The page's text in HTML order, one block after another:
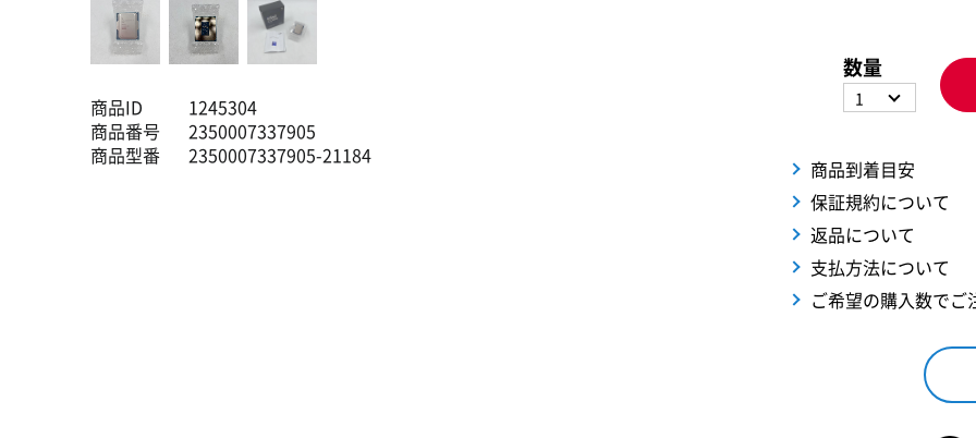
商品ID
1245304
商品番号
2350007337905
商品型番
2350007337905-21184
数量
1
商品到着目安
保証規約について
返品について
支払方法について
ご希望の購入数で